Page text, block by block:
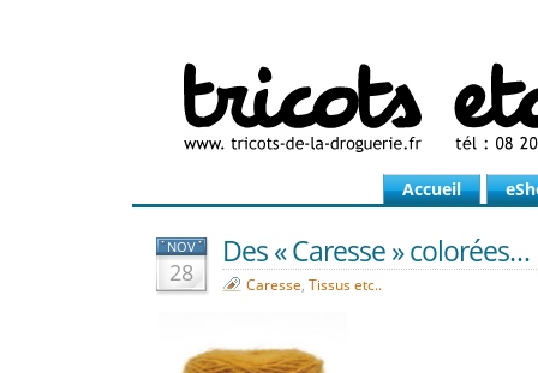
Accueil
NOV
28
Des « Caresse » colorées…
Caresse, Tissus etc..